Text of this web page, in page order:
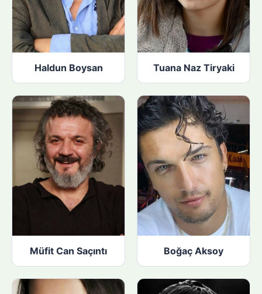
Haldun Boysan Tuana Naz Tiryaki
Müfit Can Saçıntı Boğaç Aksoy